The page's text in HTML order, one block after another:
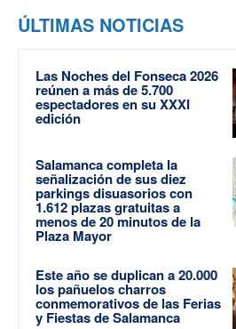
ÚLTIMAS NOTICIAS
Las Noches del Fonseca 2026
reúnen a más de 5.700
espectadores en su XXXI
edición
Salamanca completa la
señalización de sus diez
parkings disuasorios con
1.612 plazas gratuitas a
menos de 20 minutos de la
Plaza Mayor
Este año se duplican a 20.000
los pañuelos charros
conmemorativos de las Ferias
y Fiestas de Salamanca